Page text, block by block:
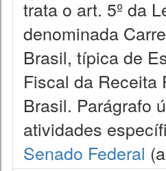
trata o art. 5º da
denominada
Brasil, típica de
Fiscal da Receita
Brasil. Parágrafo
atividades
Senado Federal